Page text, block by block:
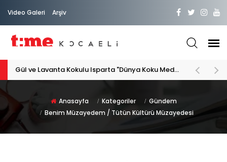
Video Galeri Arşiv
Gül ve Lavanta Kokulu Isparta "Dünya Koku Medeniyeti"
Anasayfa Kategoriler
Gündem
Benim Müzayedem / Tütün Kültürü Müzayedesi